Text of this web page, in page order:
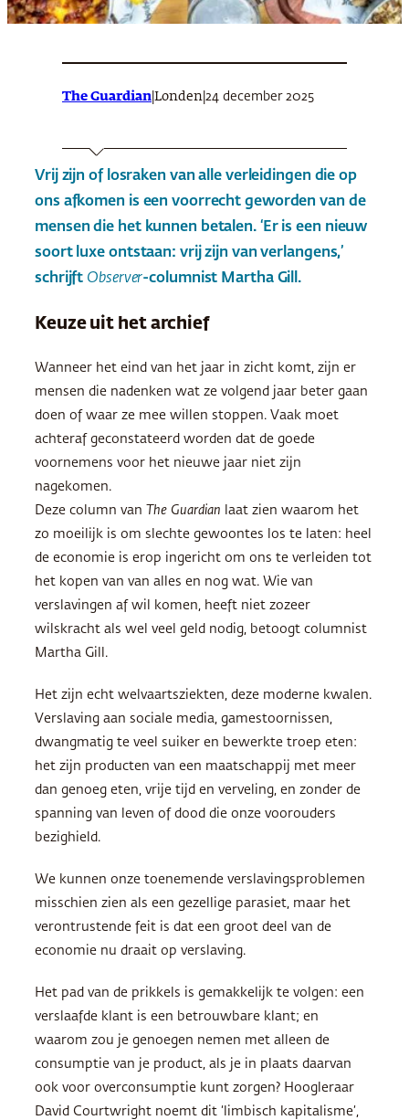
The Guardian Londen 24 december 2025
Vrij zijn of losraken van alle verleidingen die op
ons afkomen is een voorrecht geworden van de
mensen die het kunnen betalen. ‘Er is een nieuw
soort luxe ontstaan: vrij zijn van verlangens,’
schrijft Observer-columnist Martha Gill.
Keuze uit het archief
Wanneer het eind van het jaar in zicht komt, zijn er
mensen die nadenken wat ze volgend jaar beter gaan
doen of waar ze mee willen stoppen. Vaak moet
achteraf geconstateerd worden dat de goede
voornemens voor het nieuwe jaar niet zijn
nagekomen.
Deze column van The Guardian laat zien waarom het
zo moeilijk is om slechte gewoontes los te laten: heel
de economie is erop ingericht om ons te verleiden tot
het kopen van van alles en nog wat. Wie van
verslavingen af wil komen, heeft niet zozeer
wilskracht als wel veel geld nodig, betoogt columnist
Martha Gill.
Het zijn echt welvaartsziekten, deze moderne kwalen.
Verslaving aan sociale media, gamestoornissen,
dwangmatig te veel suiker en bewerkte troep eten:
het zijn producten van een maatschappij met meer
dan genoeg eten, vrije tijd en verveling, en zonder de
spanning van leven of dood die onze voorouders
bezighield.
We kunnen onze toenemende verslavingsproblemen
misschien zien als een gezellige parasiet, maar het
verontrustende feit is dat een groot deel van de
economie nu draait op verslaving.
Het pad van de prikkels is gemakkelijk te volgen: een
verslaafde klant is een betrouwbare klant; en
waarom zou je genoegen nemen met alleen de
consumptie van je product, als je in plaats daarvan
ook voor overconsumptie kunt zorgen? Hoogleraar
David Courtwright noemt dit ‘limbisch kapitalisme’,